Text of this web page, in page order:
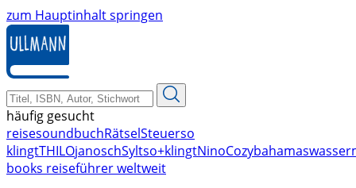
zum Hauptinhalt springen
häufig gesucht
reisesoundbuchRätselSteuerso
klingtTHILOjanoschSyltso+klingtNinoCozybahamas
books reiseführer weltweit